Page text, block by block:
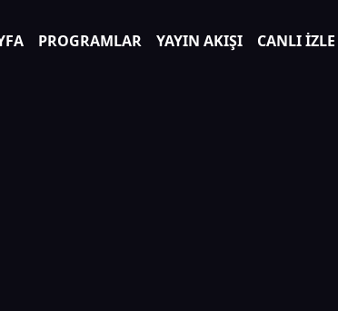
PROGRAMLAR YAYIN AKIŞI CANLI İZLE